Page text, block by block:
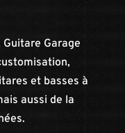
Garage
et basses à
aussi de la